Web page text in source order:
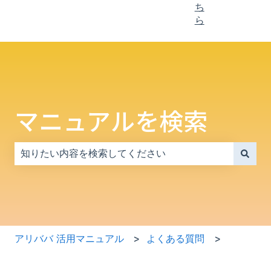
ち
ら
マニュアルを検索
アリババ 活用マニュアル よくある質問